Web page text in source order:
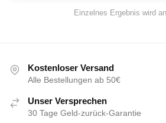
Einzelnes Ergebnis wird
Kostenloser Versand
Alle Bestellungen ab 50€
Unser Versprechen
30 Tage Geld-zurück-Garantie